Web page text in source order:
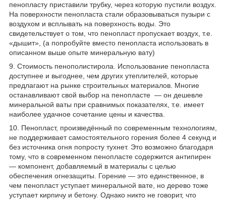
пенопласту приставили трубку, через которую пустили воздух.
На поверхности пенопласта стали образовываться пузыри с
воздухом и всплывать на поверхность воды. Это
свидетельствует о том, что пенопласт пропускает воздух, т.е.
«дышит», (а попробуйте вместо пенопласта использовать в
описанном выше опыте минеральную вату)
9. Стоимость пенополистирола. Использование пенопласта
доступнее и выгоднее, чем других утеплителей, которые
предлагают на рынке строительных материалов. Многие
останавливают свой выбор на пенопласте — он дешевле
минеральной ваты при сравнимых показателях, т.е. имеет
наиболее удачное сочетание цены и качества.
10. Пенопласт, произведённый по современным технологиям,
не поддерживает самостоятельного горения более 4 секунд и
без источника огня попросту тухнет. Это возможно благодаря
тому, что в современном пенопласте содержится антипирен
— компонент, добавляемый в материалы с целью
обеспечения огнезащиты. Горение — это единственное, в
чем пенопласт уступает минеральной вате, но дерево тоже
уступает кирпичу и бетону. Однако никто не говорит, что